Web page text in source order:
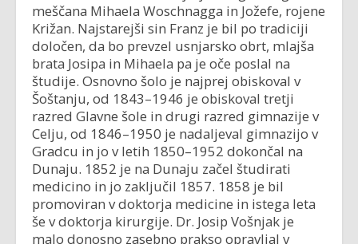
meščana Mihaela Woschnagga in Jožefe, rojene
Križan. Najstarejši sin Franz je bil po tradiciji
določen, da bo prevzel usnjarsko obrt, mlajša
brata Josipa in Mihaela pa je oče poslal na
študije. Osnovno šolo je najprej obiskoval v
Šoštanju, od 1843–1946 je obiskoval tretji
razred Glavne šole in drugi razred gimnazije v
Celju, od 1846–1950 je nadaljeval gimnazijo v
Gradcu in jo v letih 1850–1952 dokončal na
Dunaju. 1852 je na Dunaju začel študirati
medicino in jo zaključil 1857. 1858 je bil
promoviran v doktorja medicine in istega leta
še v doktorja kirurgije. Dr. Josip Vošnjak je
malo donosno zasebno prakso opravljal v